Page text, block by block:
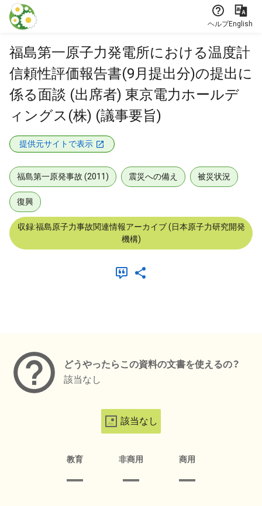
本文に飛ぶ
ヘルプEnglish
福島第一原子力発電所における温度計
信頼性評価報告書(9月提出分)の提出に
係る面談 (出席者) 東京電力ホールデ
ィングス(株) (議事要旨)
提供元サイトで表示
福島第一原発事故 (2011) 震災への備え 被災状況
復興
収録:福島原子力事故関連情報アーカイブ (日本原子力研究開発
機構)
どうやったらこの資料の文書を使えるの？
該当なし
該当なし
教育 非商用 商用